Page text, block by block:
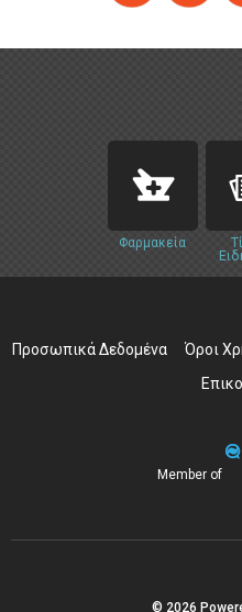
Φαρμακεία
Προσωπικά Δεδομένα Όροι
Member of
© 2026